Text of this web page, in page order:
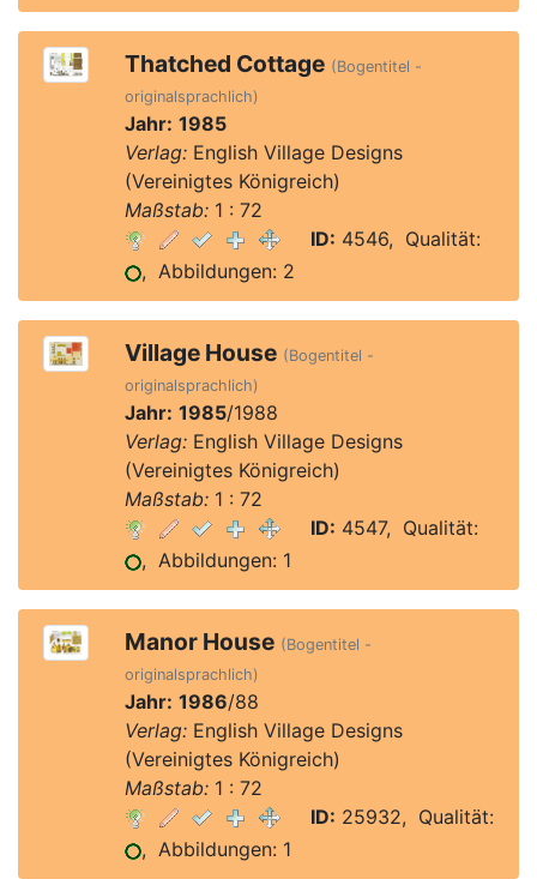
Thatched Cottage (Bogentitel -
originalsprachlich)
Jahr: 1985
Verlag:English Village Designs
(Vereinigtes Königreich)
Maßstab:1 : 72
ID: 4546, Qualität:
, Abbildungen: 2
Village House (Bogentitel -
originalsprachlich)
Jahr: 1985/1988
Verlag:English Village Designs
(Vereinigtes Königreich)
Maßstab:1 : 72
ID: 4547, Qualität:
, Abbildungen: 1
Manor House (Bogentitel -
originalsprachlich)
Jahr: 1986/88
Verlag:English Village Designs
(Vereinigtes Königreich)
Maßstab:1 : 72
ID: 25932, Qualität:
, Abbildungen: 1